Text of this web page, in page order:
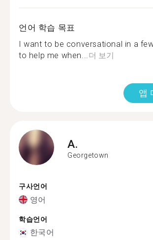
언어 학습 목표
I want to be conversational in a
to help me when...더 보기
앱
A.
Georgetown
구사언어
영어
학습언어
한국어